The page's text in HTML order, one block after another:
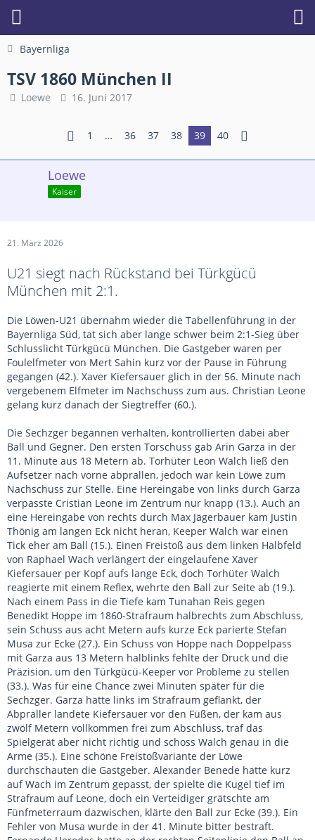
Bayernliga
TSV 1860 München II
Loewe 16. Juni 2017
1 … 36 37 38 39 40
Loewe
Kaiser
21. März 2026
U21 siegt nach Rückstand bei Türkgücü
München mit 2:1.
Die Löwen-U21 übernahm wieder die Tabellenführung in der
Bayernliga Süd, tat sich aber lange schwer beim 2:1-Sieg über
Schlusslicht Türkgücü München. Die Gastgeber waren per
Foulelfmeter von Mert Sahin kurz vor der Pause in Führung
gegangen (42.). Xaver Kiefersauer glich in der 56. Minute nach
vergebenem Elfmeter im Nachschuss zum aus. Christian Leone
gelang kurz danach der Siegtreffer (60.).
Die Sechzger begannen verhalten, kontrollierten dabei aber
Ball und Gegner. Den ersten Torschuss gab Arin Garza in der
11. Minute aus 18 Metern ab. Torhüter Leon Walch ließ den
Aufsetzer nach vorne abprallen, jedoch war kein Löwe zum
Nachschuss zur Stelle. Eine Hereingabe von links durch Garza
verpasste Cristian Leone im Zentrum nur knapp (13.). Auch an
eine Hereingabe von rechts durch Max Jägerbauer kam Justin
Thönig am langen Eck nicht heran, Keeper Walch war einen
Tick eher am Ball (15.). Einen Freistoß aus dem linken Halbfeld
von Raphael Wach verlängert der eingelaufene Xaver
Kiefersauer per Kopf aufs lange Eck, doch Torhüter Walch
reagierte mit einem Reflex, wehrte den Ball zur Seite ab (19.).
Nach einem Pass in die Tiefe kam Tunahan Reis gegen
Benedikt Hoppe im 1860-Strafraum halbrechts zum Abschluss,
sein Schuss aus acht Metern aufs kurze Eck parierte Stefan
Musa zur Ecke (27.). Ein Schuss von Hoppe nach Doppelpass
mit Garza aus 13 Metern halblinks fehlte der Druck und die
Präzision, um den Türkgücü-Keeper vor Probleme zu stellen
(33.). Was für eine Chance zwei Minuten später für die
Sechzger. Garza hatte links im Strafraum geflankt, der
Abpraller landete Kiefersauer vor den Füßen, der kam aus
zwölf Metern vollkommen frei zum Abschluss, traf das
Spielgerät aber nicht richtig und schoss Walch genau in die
Arme (35.). Eine schöne Freistoßvariante der Löwe
durchschauten die Gastgeber. Alexander Benede hatte kurz
auf Wach im Zentrum gepasst, der spielte die Kugel tief im
Strafraum auf Leone, doch ein Verteidiger grätschte am
Fünfmeterraum dazwischen, klärte den Ball zur Ecke (39.). Ein
Fehler von Musa wurde in der 41. Minute bitter bestraft.